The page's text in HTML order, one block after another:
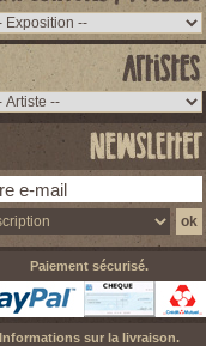
Paiement sécurisé.
Informations sur la livraison.